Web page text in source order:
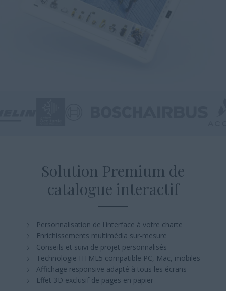
Solution Premium de
catalogue interactif
Personnalisation de l'interface à votre charte
Enrichissements multimédia sur-mesure
Conseils et suivi de projet personnalisés
Technologie HTML5 compatible PC, Mac, mobiles
Affichage responsive adapté à tous les écrans
Effet 3D exclusif de pages en papier